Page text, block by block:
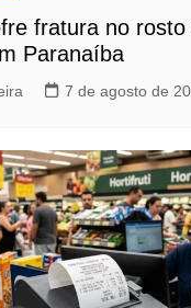
fratura no
Paranaíba
7 de agosto de